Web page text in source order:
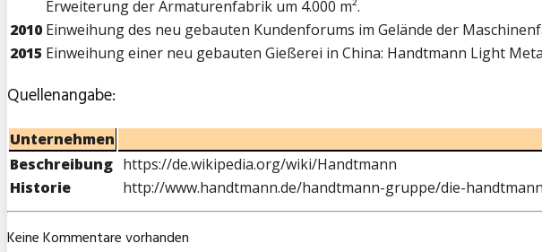
Erweiterung der Armaturenfabrik um 4.000 m².
2010 Einweihung des neu gebauten Kundenforums im Gelände der
2015 Einweihung einer neu gebauten Gießerei in China: Handtmann Light
Quellenangabe:
Unternehmen
Beschreibung https://de.wikipedia.org/wiki/Handtmann
Historie
http://www.handtmann.de/handtmann-gruppe/die-
Keine Kommentare vorhanden